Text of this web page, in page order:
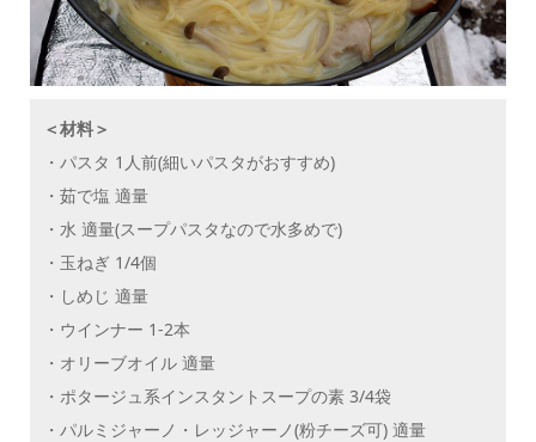
＜材料＞
・パスタ 1人前(細いパスタがおすすめ)
・茹で塩 適量
・水 適量(スープパスタなので水多めで)
・玉ねぎ 1/4個
・しめじ 適量
・ウインナー 1-2本
・オリーブオイル 適量
・ポタージュ系インスタントスープの素 3/4袋
・パルミジャーノ・レッジャーノ(粉チーズ可) 適量